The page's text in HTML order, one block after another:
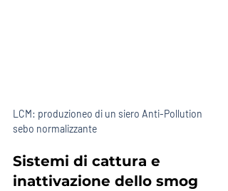
LCM: produzioneo di un siero Anti-Pollution
sebo normalizzante
Sistemi di cattura e
inattivazione dello smog